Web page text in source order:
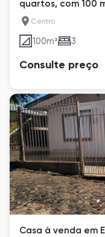
quartos, com 100
Centro
100m² 3
Consulte preço
Casa à venda em